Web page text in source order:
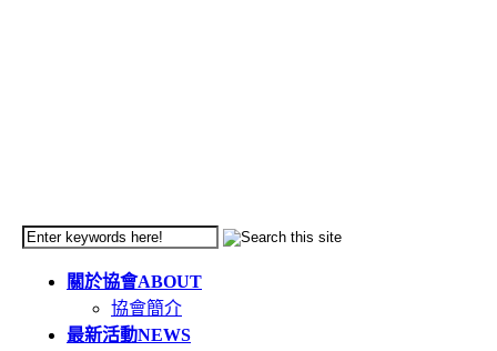
關於協會ABOUT
協會簡介
最新活動NEWS